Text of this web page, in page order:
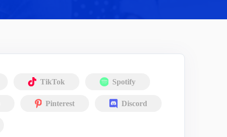
TikTok Spotify
Pinterest Discord